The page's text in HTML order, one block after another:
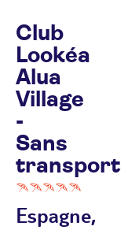
Club
Lookéa
Alua
Village
-
Sans
transport
Espagne,